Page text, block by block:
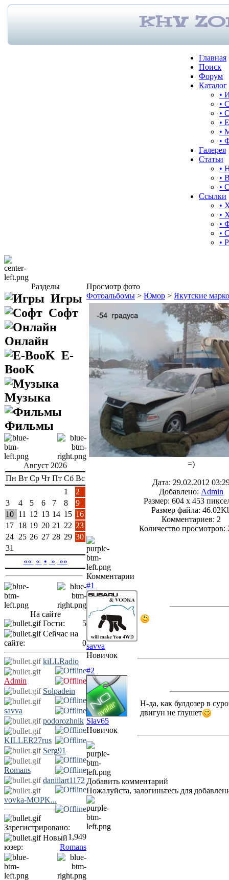
Главная
Поиск
Форум
Каталог
•
•
•
•
•
•
Галерея
Статьи
•
•
•
Ссылки
•
•
•
•
•
Разделы
Игры
Софт
Онлайн
E-
BooK
Музыка
Фильмы
Август 2026
Пн Вт Ср Чт Пт Сб Вс
1
2
3
4 5 6 7 8
9
10 11 12 13 14 15 16
17 18 19 20 21 22 23
24 25 26 27 28 29 30
31
«« « • » »»
На сайте
Гости:
5
Сейчас на
сайте:
0
kiLLRadio
Admin
Solpadein
savva
podorozhnik
KILLER27rus
Serg91
Romans
daniilart1172
vovka-MOPK...
Зарегистрировано:
1,949
Новый
юзер:
Romans
Просмотр фото
Фотоальбомы > Юмор > Якутские
=)
Дата: 29.02.2012
Добавлено: Admin
Размер: 604 x 453
Размер файла:
Комментариев: 2
Количество просмотров:
Комментарии
#1
savva
Новичок
#2
Slav65
Новичок
Н-да, как булдозер в
двигун не глушет
Добавить комментарий
Пожалуйста, залогиньтесь для